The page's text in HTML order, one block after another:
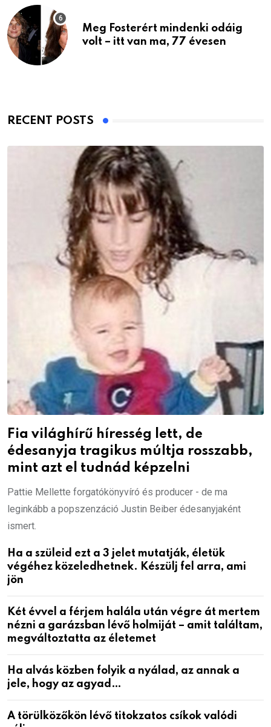
Meg Fosterért mindenki odáig
volt – itt van ma, 77 évesen
RECENT POSTS
Fia világhírű híresség lett, de
édesanyja tragikus múltja rosszabb,
mint azt el tudnád képzelni
Pattie Mellette forgatókönyvíró és producer - de ma
leginkább a popszenzáció Justin Beiber édesanyjaként
ismert.
Ha a szüleid ezt a 3 jelet mutatják, életük
végéhez közeledhetnek. Készülj fel arra, ami
jön
Két évvel a férjem halála után végre át mertem
nézni a garázsban lévő holmiját – amit találtam,
megváltoztatta az életemet
Ha alvás közben folyik a nyálad, az annak a
jele, hogy az agyad…
A törülközőkön lévő titokzatos csíkok valódi